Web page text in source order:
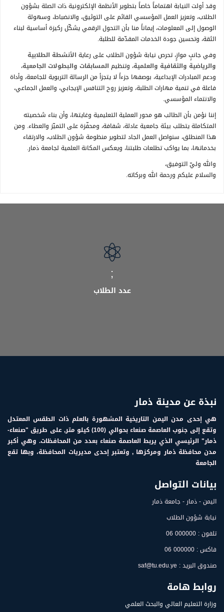
وقد أولت النيابة اهتماماً خاصاً بتطوير الأنظمة الإلكترونية ذات الصلة بشؤون
الطلاب، وتعزيز العمل المؤسسي القائم على التوثيق، والانضباط، وسهولة
الوصول إلى المعلومات، إيماناً منا بأن التحول الرقمي يشكّل ركيزة أساسية لبناء
الثقة، وتحسين جودة الخدمات المقدّمة للطلبة.
وفي جانبٍ موازٍ، تحرص نيابة شؤون الطلاب على رعاية الأنشطة الطلابية
والرياضية والثقافية والعلمية، وتنظيم المسابقات والبطولات الجامعية،
ودعم المبادرات الإبداعية، بوصفها جزءاً لا يتجزأ من الرسالة التربوية للجامعة، وأداة
فاعلة في تنمية مهارات الطلبة، وتعزيز روح التنافس الإيجابي، والعمل الجماعي،
والانتماء المؤسسي.
إننا نؤمن بأن الطالب هو محور العملية التعليمية وغايتها، وأن بناء شخصيته
المتكاملة يتطلب بيئة جامعية عادلة، شفافة، ومحفّزة على التميّز والعطاء. ومن
هذا المنطلق، سنواصل العمل الجاد لتطوير منظومة شؤون الطلاب، والارتقاء
بخدماتها، بما يواكب تطلعات طلبتنا، ويعكس المكانة العلمية لجامعة ذمار.
والله وليّ التوفيق،
والسلام عليكم ورحمة الله وبركاته.
;
عدد الطلاب
نبذة عن مدينة ذمار
هي إحدى مدن اليمن التاريخية المشهورة بالعلم ذات الطقس المعتدل
وتقع إلى جنوب العاصمة صنعاء بحوالي (100) كيلو متر, على طريق "صنعاء-
ذمار" الرئيسي الذي يربط العاصمة صنعاء بعدد من المحافظات. وهي أكبر
مدن محافظة ذمار ومركزها , وتعتبر إحدى مديريات المحافظة، وبها تقع
الجامعة
بيانات التواصل
اليمن - ذمار - جامعة ذمار
نيابة شؤون الطلاب
تلفون : 000000 06
فاكس : 000000 06
صندوق البريد : saf@tu.edu.ye
روابط هامة
وزارة التعليم العالي والبحث العلمي